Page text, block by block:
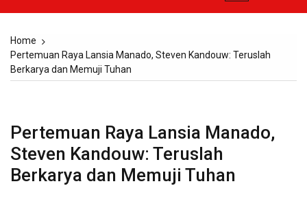
Home
Pertemuan Raya Lansia Manado, Steven Kandouw: Teruslah
Berkarya dan Memuji Tuhan
Pertemuan Raya Lansia Manado,
Steven Kandouw: Teruslah
Berkarya dan Memuji Tuhan